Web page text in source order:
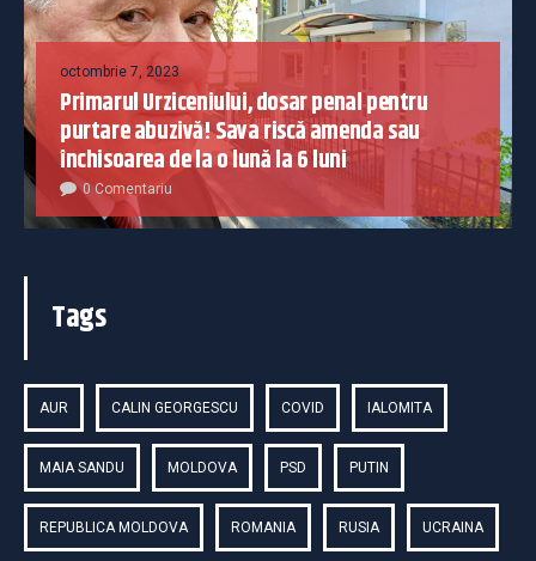
octombrie 7, 2023
Primarul Urziceniului, dosar penal pentru
purtare abuzivă! Sava riscă amenda sau
închisoarea de la o lună la 6 luni
0 Comentariu
Tags
AUR CALIN GEORGESCU COVID IALOMITA
MAIA SANDU MOLDOVA PSD PUTIN
REPUBLICA MOLDOVA ROMANIA RUSIA UCRAINA